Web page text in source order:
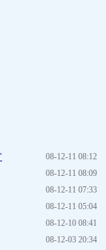
08-12-11 08:12
08-12-11 08:09
08-12-11 07:33
08-12-11 05:04
08-12-10 08:41
08-12-03 20:34